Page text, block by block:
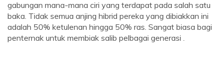
gabungan mana-mana ciri yang terdapat pada salah satu
baka. Tidak semua anjing hibrid pereka yang dibiakkan ini
adalah 50% ketulenan hingga 50% ras. Sangat biasa bagi
penternak untuk membiak salib pelbagai generasi .